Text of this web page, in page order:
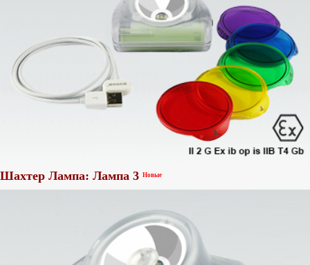
Шахтер Лампа: Лампа 3 Новые